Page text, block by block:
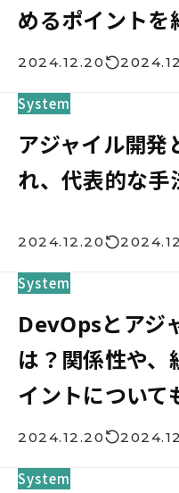
めるポイントを
2024.12.20
System
アジャイル開発
れ、代表的な手
2024.12.20
System
DevOpsとアジ
は？関係性や、
イントについて
2024.12.20
System